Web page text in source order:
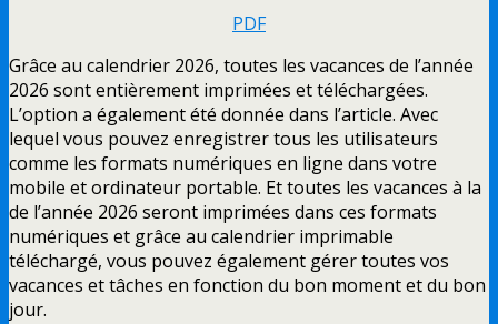
PDF
Grâce au calendrier 2026, toutes les vacances de l’année
2026 sont entièrement imprimées et téléchargées.
L’option a également été donnée dans l’article. Avec
lequel vous pouvez enregistrer tous les utilisateurs
comme les formats numériques en ligne dans votre
mobile et ordinateur portable. Et toutes les vacances à la
de l’année 2026 seront imprimées dans ces formats
numériques et grâce au calendrier imprimable
téléchargé, vous pouvez également gérer toutes vos
vacances et tâches en fonction du bon moment et du bon
jour.